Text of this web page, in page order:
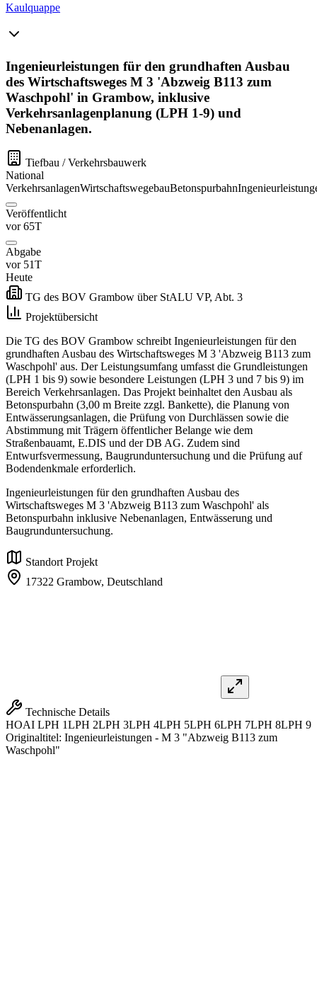
Kaulquappe
Ingenieurleistungen für den grundhaften Ausbau
des Wirtschaftsweges M 3 'Abzweig B113 zum
Waschpohl' in Grambow, inklusive
Verkehrsanlagenplanung (LPH 1-9) und
Nebenanlagen.
Tiefbau / Verkehrsbauwerk
National
VerkehrsanlagenWirtschaftswegebauBetonspurbahn
Veröffentlicht
vor 65T
Abgabe
vor 51T
Heute
TG des BOV Grambow über StALU VP, Abt. 3
Projektübersicht
Die TG des BOV Grambow schreibt Ingenieurleistungen für den
grundhaften Ausbau des Wirtschaftsweges M 3 'Abzweig B113 zum
Waschpohl' aus. Der Leistungsumfang umfasst die Grundleistungen
(LPH 1 bis 9) sowie besondere Leistungen (LPH 3 und 7 bis 9) im
Bereich Verkehrsanlagen. Das Projekt beinhaltet den Ausbau als
Betonspurbahn (3,00 m Breite zzgl. Bankette), die Planung von
Entwässerungsanlagen, die Prüfung von Durchlässen sowie die
Abstimmung mit Trägern öffentlicher Belange wie dem
Straßenbauamt, E.DIS und der DB AG. Zudem sind
Entwurfsvermessung, Baugrunduntersuchung und die Prüfung auf
Bodendenkmale erforderlich.
Ingenieurleistungen für den grundhaften Ausbau des
Wirtschaftsweges M 3 'Abzweig B113 zum Waschpohl' als
Betonspurbahn inklusive Nebenanlagen, Entwässerung und
Baugrunduntersuchung.
Standort Projekt
17322 Grambow, Deutschland
Technische Details
HOAI LPH 1LPH 2LPH 3LPH 4LPH 5LPH 6LPH 7LPH 8LPH 9
Originaltitel: Ingenieurleistungen - M 3 "Abzweig B113 zum
Waschpohl"